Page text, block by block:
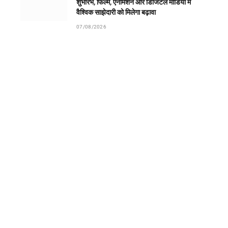
शुभारंभ, फिल्म, एनीमेशन और डिजिटल मीडिया में
वैश्विक साझेदारी को मिलेगा बढ़ावा
07/08/2026